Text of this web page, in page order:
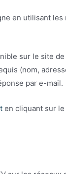
en utilisant
sur le site de
(nom,
par e-mail.
en cliquant sur le